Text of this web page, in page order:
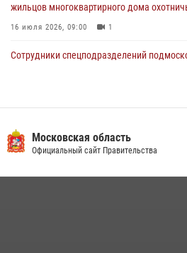
жильцов многоквартирного дома
16 июля 2026, 09:00 1
Сотрудники спецподразделений
федеральном розыске (видео)
22 июля 2026, 14:15 1
Московская область
Официальный сайт Правительства